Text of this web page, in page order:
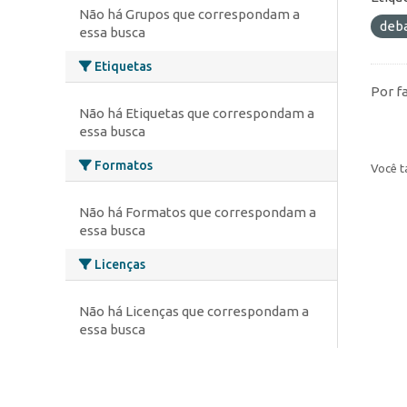
Não há Grupos que correspondam a
essa busca
Etiquetas
Não há Etiquetas que correspondam a
essa busca
Formatos
Não há Formatos que correspondam a
essa busca
Licenças
Não há Licenças que correspondam a
essa busca
Por
Você